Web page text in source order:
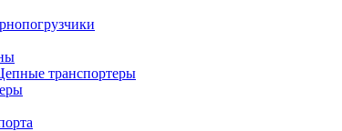
транспортеры